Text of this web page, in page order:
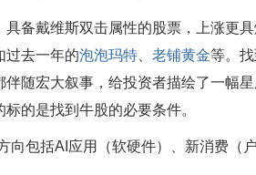
具备戴维斯双击属性的股票，上涨更
过去一年的泡泡玛特 老铺黄金等。
伴随宏大叙事，给投资者描绘了一幅
的是找到牛股的必要条件。
向包括AI应用（软硬件）、新消费（